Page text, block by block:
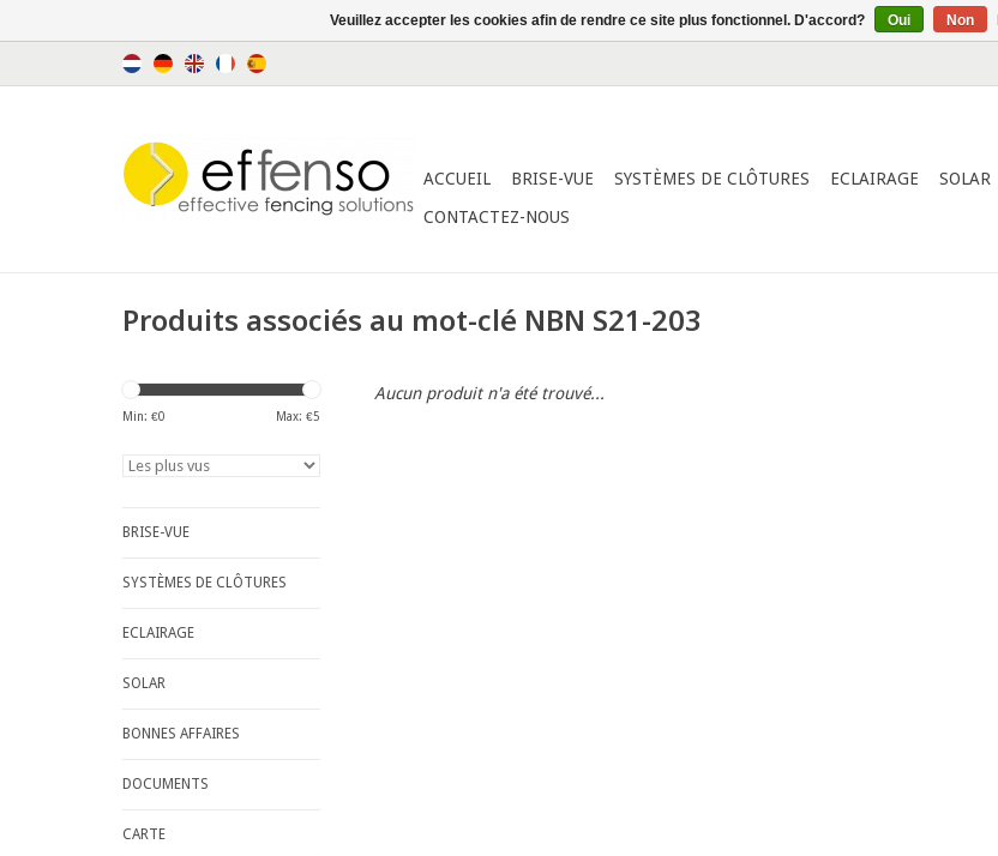
ACCUEIL BRISE-VUE SYSTÈMES DE CLÔTURES ECLAIRAGE SOLAR
CONTACTEZ-NOUS
Produits associés au mot-clé NBN S21-203
Min: €0 Max: €5
BRISE-VUE
SYSTÈMES DE CLÔTURES
ECLAIRAGE
SOLAR
BONNES AFFAIRES
DOCUMENTS
CARTE
Aucun produit n'a été trouvé...
Veuillez accepter les cookies afin de rendre ce site plus fonctionnel. D'accord? Oui Non